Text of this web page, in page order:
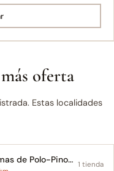
oferta
Estas localidades
Lomas de Polo-Pinomar 1 tienda